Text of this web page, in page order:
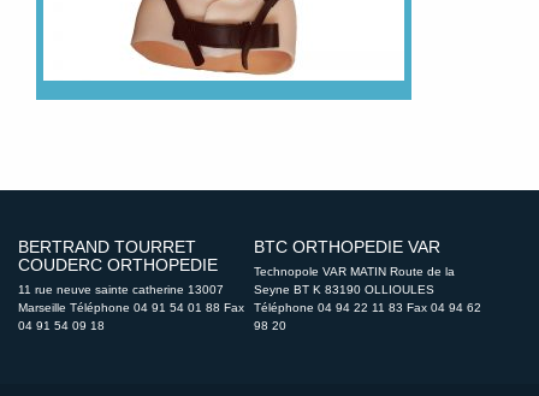
BERTRAND TOURRET
COUDERC ORTHOPEDIE
11 rue neuve sainte catherine 13007
Marseille Téléphone 04 91 54 01 88 Fax
04 91 54 09 18
BTC ORTHOPEDIE VAR
Technopole VAR MATIN Route de la
Seyne BT K 83190 OLLIOULES
Téléphone 04 94 22 11 83 Fax 04 94 62
98 20